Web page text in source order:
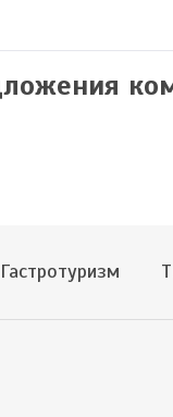
Гастротуризм